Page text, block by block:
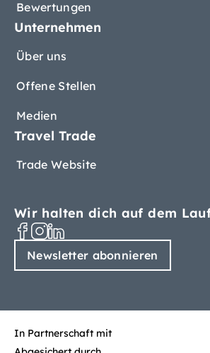
Bewertungen
Unternehmen
Über uns
Offene Stellen
Medien
Travel Trade
Trade Website
Wir halten dich auf dem
Newsletter abonnieren
In Partnerschaft mit